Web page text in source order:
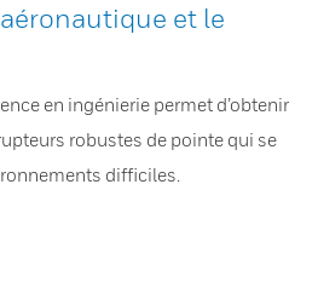
et le
en ingénierie permet d’obtenir
robustes de pointe qui se
difficiles.